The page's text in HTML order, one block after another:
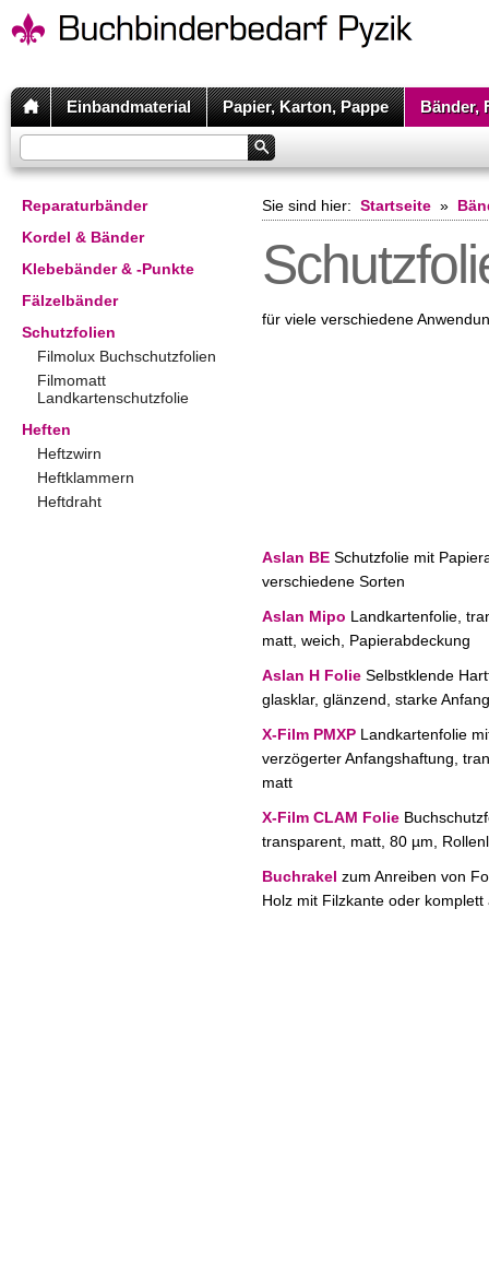
Einbandmaterial Papier, Karton, Pappe Bänder,
Reparaturbänder
Kordel & Bänder
Klebebänder & -Punkte
Fälzelbänder
Schutzfolien
Filmolux Buchschutzfolien
Filmomatt
Landkartenschutzfolie
Heften
Heftzwirn
Heftklammern
Heftdraht
Sie sind hier: Startseite »
für viele verschiedene
Aslan BE Schutzfolie mit
verschiedene Sorten
Aslan Mipo Landkartenfolie,
matt, weich, Papierabdeckung
Aslan H Folie Selbstklende
glasklar, glänzend, starke
X-Film PMXP Landkartenfolie
verzögerter Anfangshaftung,
matt
X-Film CLAM Folie
transparent, matt, 80 µm,
Buchrakel zum Anreiben von
Holz mit Filzkante oder komplett